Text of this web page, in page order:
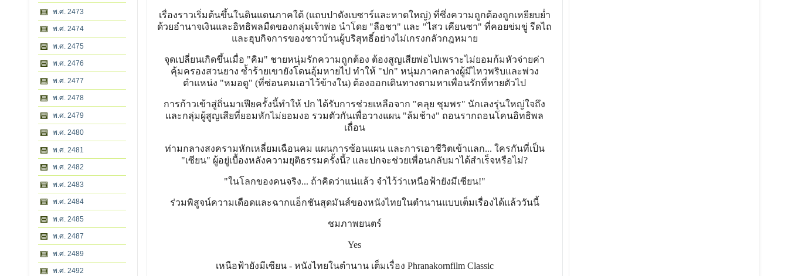
พ.ศ. 2473
พ.ศ. 2474
พ.ศ. 2475
พ.ศ. 2476
พ.ศ. 2477
พ.ศ. 2478
พ.ศ. 2479
พ.ศ. 2480
พ.ศ. 2481
พ.ศ. 2482
พ.ศ. 2483
พ.ศ. 2484
พ.ศ. 2485
พ.ศ. 2487
พ.ศ. 2489
พ.ศ. 2492
เรื่องราวเริ่มต้นขึ้นในดินแดนภาคใต้ (แถบปาดังเบซาร์และหาดใหญ่) ที่ซึ่งความถูกต้องถูกเหยียบย่ำ
ด้วยอำนาจเงินและอิทธิพลมืดของกลุ่มเจ้าพ่อ นำโดย "ลือชา" และ "ไสว เคียนซา" ที่คอยข่มขู่ รีดไถ
และฮุบกิจการของชาวบ้านผู้บริสุทธิ์อย่างไม่เกรงกลัวกฎหมาย
จุดเปลี่ยนเกิดขึ้นเมื่อ "คิม" ชายหนุ่มรักความถูกต้อง ต้องสูญเสียพ่อไปเพราะไม่ยอมก้มหัวจ่ายค่า
คุ้มครองสวนยาง ซ้ำร้ายเขายังโดนอุ้มหายไป ทำให้ "ปก" หนุ่มภาคกลางผู้มีไหวพริบและพ่วง
ตำแหน่ง "หมอดู" (ที่ซ่อนคมเอาไว้ข้างใน) ต้องออกเดินทางตามหาเพื่อนรักที่หายตัวไป
การก้าวเข้าสู่ถิ่นมาเฟียครั้งนี้ทำให้ ปก ได้รับการช่วยเหลือจาก "คลุย ชุมพร" นักเลงรุ่นใหญ่ใจถึง
และกลุ่มผู้สูญเสียที่ยอมหักไม่ยอมงอ รวมตัวกันเพื่อวางแผน "ล้มช้าง" ถอนรากถอนโคนอิทธิพล
เถื่อน
ท่ามกลางสงครามหักเหลี่ยมเฉือนคม แผนการซ้อนแผน และการเอาชีวิตเข้าแลก... ใครกันที่เป็น
"เซียน" ผู้อยู่เบื้องหลังความยุติธรรมครั้งนี้? และปกจะช่วยเพื่อนกลับมาได้สำเร็จหรือไม่?
"ในโลกของคนจริง... ถ้าคิดว่าแน่แล้ว จำไว้ว่าเหนือฟ้ายังมีเซียน!"
ร่วมพิสูจน์ความเดือดและฉากแอ็กชันสุดมันส์ของหนังไทยในตำนานแบบเต็มเรื่องได้แล้ววันนี้
ชมภาพยนตร์
Yes
เหนือฟ้ายังมีเซียน - หนังไทยในตำนาน เต็มเรื่อง Phranakornfilm Classic